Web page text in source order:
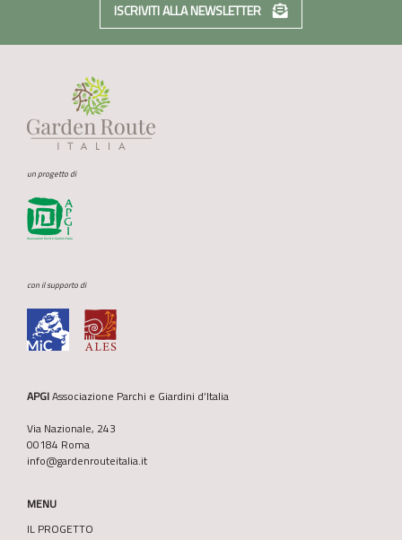
ISCRIVITI ALLA NEWSLETTER
un progetto di
con il supporto di
APGIAssociazione Parchi e Giardini d’Italia
Via Nazionale, 243
00184 Roma
info@gardenrouteitalia.it
MENU
IL PROGETTO